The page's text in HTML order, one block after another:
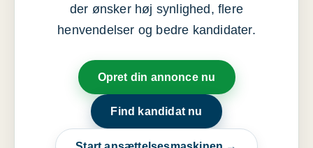
der ønsker høj synlighed, flere
henvendelser og bedre kandidater.
Opret din annonce nu
Find kandidat nu